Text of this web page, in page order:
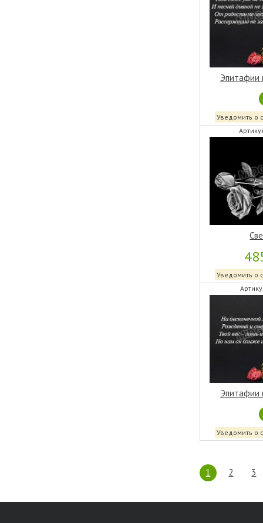
Эпитафии
Уведомить о
Уведомить о
Эпитафии
Уведомить о
1 2 3